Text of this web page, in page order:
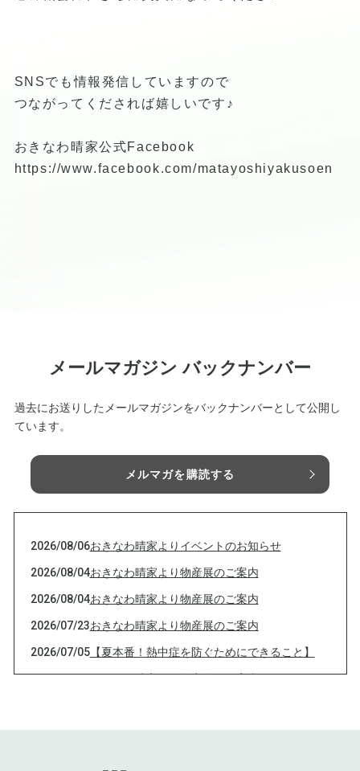
SNSでも情報発信していますので
つながってくだされば嬉しいです♪
おきなわ晴家公式Facebook
https://www.facebook.com/matayoshiyakusoen
メールマガジン バックナンバー
過去にお送りしたメールマガジンをバックナンバーとして公開し
ています。
メルマガを購読する
2026/08/06おきなわ晴家よりイベントのお知らせ
2026/08/04おきなわ晴家より物産展のご案内
2026/08/04おきなわ晴家より物産展のご案内
2026/07/23おきなわ晴家より物産展のご案内
2026/07/05【夏本番！熱中症を防ぐためにできること】
2026/07/01おきなわ晴家より物産展のご案内
2026/07/01おきなわ晴家より物産展のご案内